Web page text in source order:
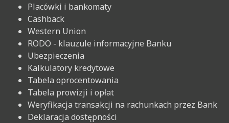
Placówki i bankomaty
Cashback
Western Union
RODO - klauzule informacyjne Banku
Ubezpieczenia
Kalkulatory kredytowe
Tabela oprocentowania
Tabela prowizji i opłat
Weryfikacja transakcji na rachunkach przez Bank
Deklaracja dostępności